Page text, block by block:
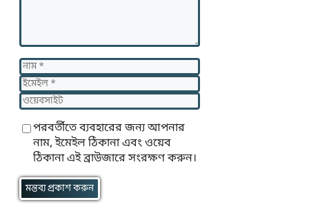
নাম
ইমেইল
ওয়েবসাইট
পরবর্তীতে ব্যবহারের জন্য আপনার
নাম, ইমেইল ঠিকানা এবং ওয়েব
ঠিকানা এই ব্রাউজারে সংরক্ষণ করুন।